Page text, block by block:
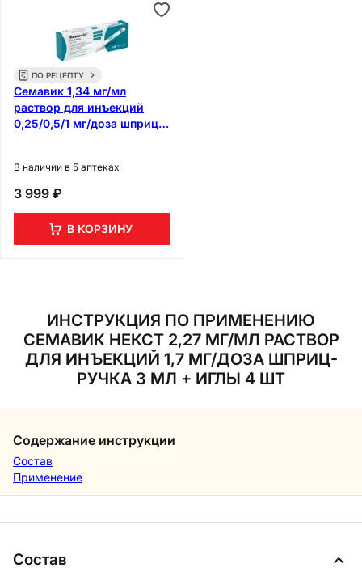
ПО РЕЦЕПТУ
Семавик 1,34 мг/мл
раствор для инъекций
0,25/0,5/1 мг/доза шприц-
В наличии в 5 аптеках
3 999 ₽
В КОРЗИНУ
ИНСТРУКЦИЯ ПО ПРИМЕНЕНИЮ
СЕМАВИК НЕКСТ 2,27 МГ/МЛ РАСТВОР
ДЛЯ ИНЪЕКЦИЙ 1,7 МГ/ДОЗА ШПРИЦ-
РУЧКА 3 МЛ + ИГЛЫ 4 ШТ
Содержание инструкции
Состав
Применение
Состав